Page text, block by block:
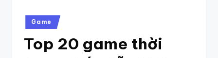
Posted
in
Game
Top 20 game thời